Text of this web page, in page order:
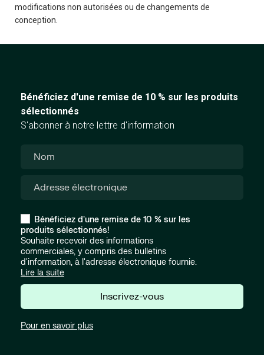
modifications non autorisées ou de changements de
conception.
Bénéficiez d'une remise de 10 % sur les produits
sélectionnés
S'abonner à notre lettre d'information
Bénéficiez d'une remise de 10 % sur les
produits sélectionnés!
Souhaite recevoir des informations
commerciales, y compris des bulletins
d'information, à l'adresse électronique fournie.
Lire la suite
Inscrivez-vous
Pour en savoir plus